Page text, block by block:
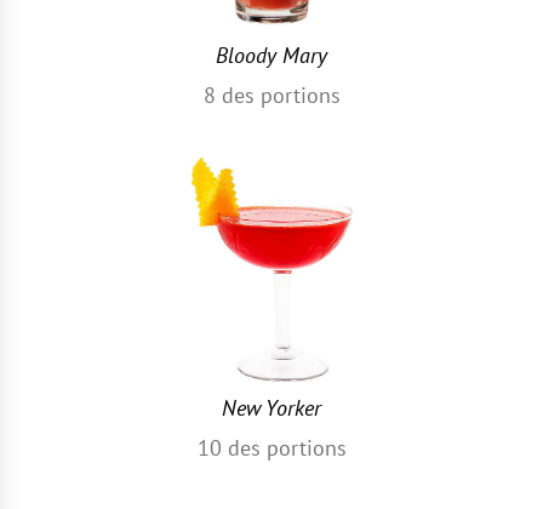
Bloody Mary
8 des portions
New Yorker
10 des portions